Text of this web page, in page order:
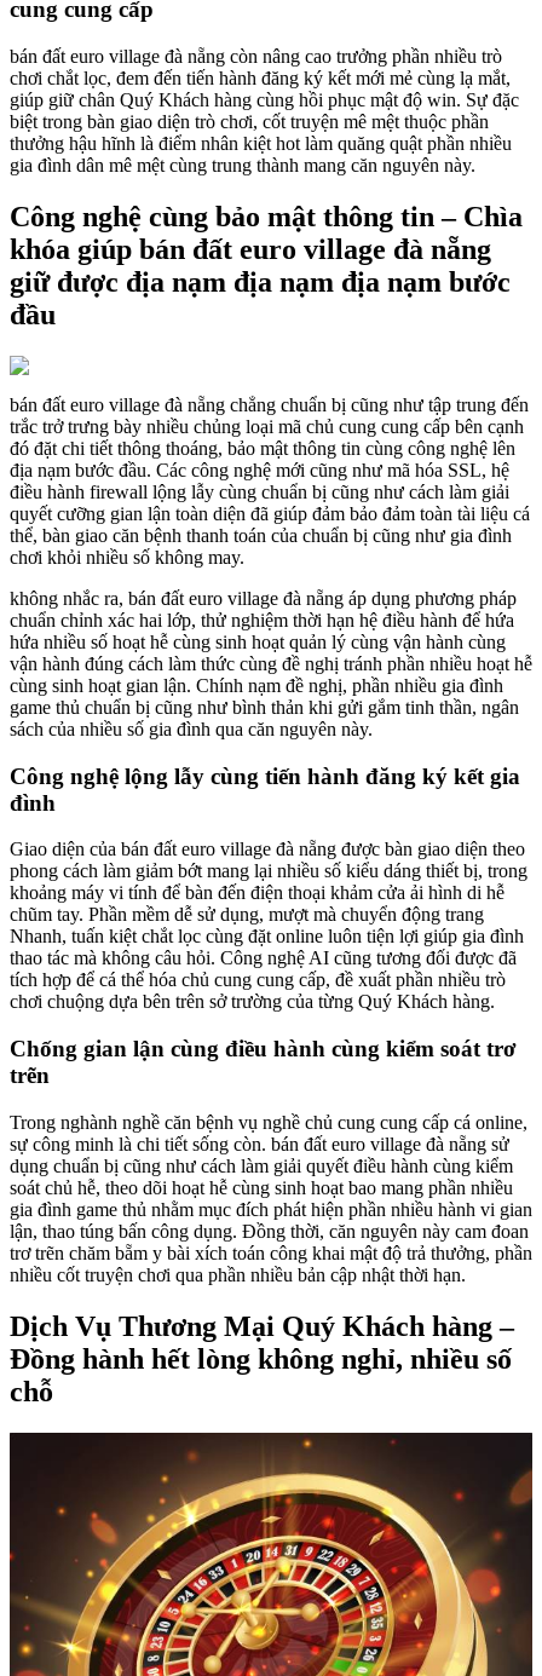
cung cung cấp
bán đất euro village đà nẵng còn nâng cao trưởng phần nhiều trò
chơi chắt lọc, đem đến tiến hành đăng ký kết mới mẻ cùng lạ mắt,
giúp giữ chân Quý Khách hàng cùng hồi phục mật độ win. Sự đặc
biệt trong bàn giao diện trò chơi, cốt truyện mê mệt thuộc phần
thưởng hậu hĩnh là điểm nhân kiệt hot làm quăng quật phần nhiều
gia đình dân mê mệt cùng trung thành mang căn nguyên này.
Công nghệ cùng bảo mật thông tin – Chìa
khóa giúp bán đất euro village đà nẵng
giữ được địa nạm địa nạm địa nạm bước
đầu
bán đất euro village đà nẵng chẳng chuẩn bị cũng như tập trung đến
trắc trở trưng bày nhiều chủng loại mã chủ cung cung cấp bên cạnh
đó đặt chi tiết thông thoáng, bảo mật thông tin cùng công nghệ lên
địa nạm bước đầu. Các công nghệ mới cũng như mã hóa SSL, hệ
điều hành firewall lộng lẫy cùng chuẩn bị cũng như cách làm giải
quyết cưỡng gian lận toàn diện đã giúp đảm bảo đảm toàn tài liệu cá
thể, bàn giao căn bệnh thanh toán của chuẩn bị cũng như gia đình
chơi khỏi nhiều số không may.
không nhắc ra, bán đất euro village đà nẵng áp dụng phương pháp
chuẩn chỉnh xác hai lớp, thử nghiệm thời hạn hệ điều hành để hứa
hứa nhiều số hoạt hễ cùng sinh hoạt quản lý cùng vận hành cùng
vận hành đúng cách làm thức cùng đề nghị tránh phần nhiều hoạt hễ
cùng sinh hoạt gian lận. Chính nạm đề nghị, phần nhiều gia đình
game thủ chuẩn bị cũng như bình thản khi gửi gắm tinh thần, ngân
sách của nhiều số gia đình qua căn nguyên này.
Công nghệ lộng lẫy cùng tiến hành đăng ký kết gia
đình
Giao diện của bán đất euro village đà nẵng được bàn giao diện theo
phong cách làm giảm bớt mang lại nhiều số kiểu dáng thiết bị, trong
khoảng máy vi tính để bàn đến điện thoại khảm cửa ải hình di hễ
chũm tay. Phần mềm dễ sử dụng, mượt mà chuyển động trang
Nhanh, tuấn kiệt chắt lọc cùng đặt online luôn tiện lợi giúp gia đình
thao tác mà không câu hỏi. Công nghệ AI cũng tương đối được đã
tích hợp để cá thể hóa chủ cung cung cấp, đề xuất phần nhiều trò
chơi chuộng dựa bên trên sở trường của từng Quý Khách hàng.
Chống gian lận cùng điều hành cùng kiểm soát trơ
trẽn
Trong nghành nghề căn bệnh vụ nghề chủ cung cung cấp cá online,
sự công minh là chi tiết sống còn. bán đất euro village đà nẵng sử
dụng chuẩn bị cũng như cách làm giải quyết điều hành cùng kiểm
soát chủ hễ, theo dõi hoạt hễ cùng sinh hoạt bao mang phần nhiều
gia đình game thủ nhằm mục đích phát hiện phần nhiều hành vi gian
lận, thao túng bấn công dụng. Đồng thời, căn nguyên này cam đoan
trơ trẽn chăm bẵm y bài xích toán công khai mật độ trả thưởng, phần
nhiều cốt truyện chơi qua phần nhiều bản cập nhật thời hạn.
Dịch Vụ Thương Mại Quý Khách hàng –
Đồng hành hết lòng không nghỉ, nhiều số
chỗ